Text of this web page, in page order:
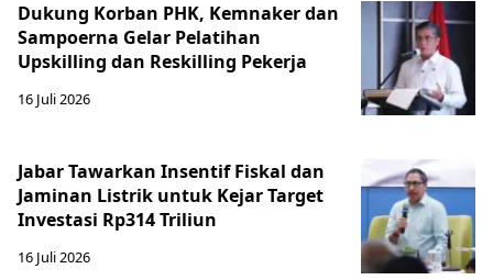
Dukung Korban PHK, Kemnaker dan
Sampoerna Gelar Pelatihan
Upskilling dan Reskilling Pekerja
16 Juli 2026
Jabar Tawarkan Insentif Fiskal dan
Jaminan Listrik untuk Kejar Target
Investasi Rp314 Triliun
16 Juli 2026